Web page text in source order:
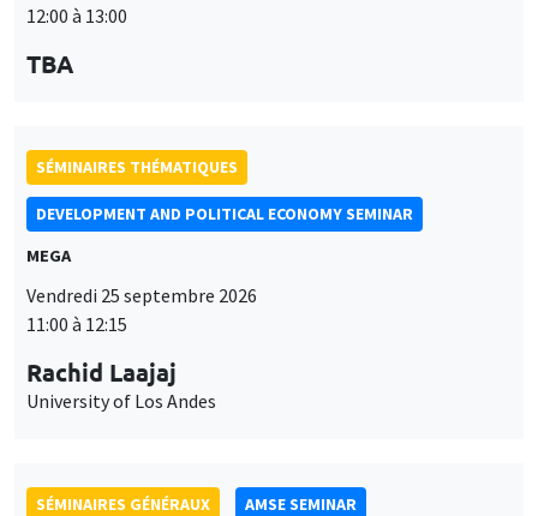
12:00 à 13:00
TBA
SÉMINAIRES THÉMATIQUES
DEVELOPMENT AND POLITICAL ECONOMY SEMINAR
MEGA
Vendredi 25 septembre 2026
11:00 à 12:15
Rachid Laajaj
University of Los Andes
SÉMINAIRES GÉNÉRAUX
AMSE SEMINAR